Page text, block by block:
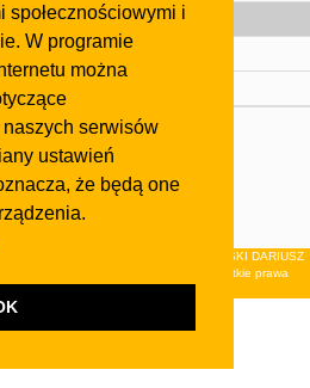
społecznościowymi i
W programie
można
serwisów
ustawień
że będą one
dla biznesu
nieruchomości
i autokomisy
się z nami
iPolityki Prywatności.
Klauzula FB
FIRMA NEON MAREK KLUCZEWSKI DARIUSZ
ul.Żuradzka 15, 32-300 Olkusz . Wszystkie prawa